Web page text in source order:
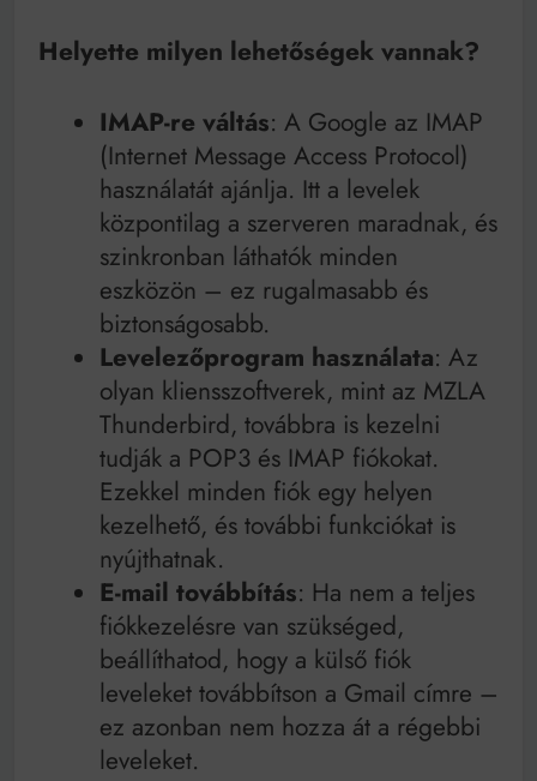
Helyette milyen lehetőségek vannak?
IMAP-re váltás: A Google az IMAP
(Internet Message Access Protocol)
használatát ajánlja. Itt a levelek
központilag a szerveren maradnak, és
szinkronban láthatók minden
eszközön – ez rugalmasabb és
biztonságosabb.
Levelezőprogram használata: Az
olyan kliensszoftverek, mint az MZLA
Thunderbird, továbbra is kezelni
tudják a POP3 és IMAP fiókokat.
Ezekkel minden fiók egy helyen
kezelhető, és további funkciókat is
nyújthatnak.
E-mail továbbítás: Ha nem a teljes
fiókkezelésre van szükséged,
beállíthatod, hogy a külső fiók
leveleket továbbítson a Gmail címre –
ez azonban nem hozza át a régebbi
leveleket.